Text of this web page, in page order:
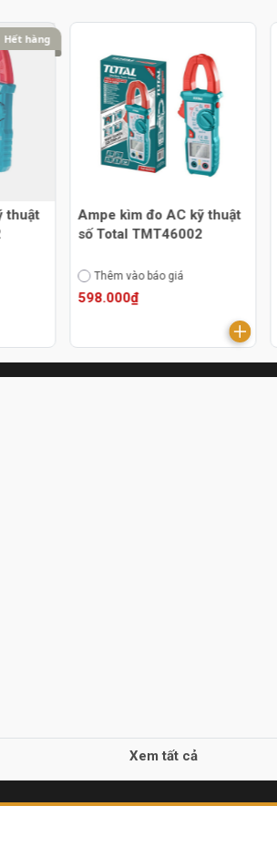
Hết hàng
thuật
Ampe kìm đo AC kỹ thuật
số Total TMT46002
Thêm vào báo giá
598.000₫
Xem tất cả